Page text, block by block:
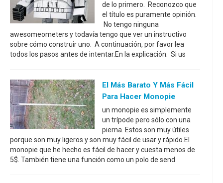
de lo primero. Reconozco que
el título es puramente opinión.
No tengo ninguna
awesomeometers y todavía tengo que ver un instructivo
sobre cómo construir uno. A continuación, por favor lea
todos los pasos antes de intentar.En la explicación. Si us
El Más Barato Y Más Fácil
Para Hacer Monopie
un monopie es simplemente
un trípode pero sólo con una
pierna. Estos son muy útiles
porque son muy ligeros y son muy fácil de usar y rápido.El
monopie que he hecho es fácil de hacer y cuesta menos de
5$. También tiene una función como un polo de send